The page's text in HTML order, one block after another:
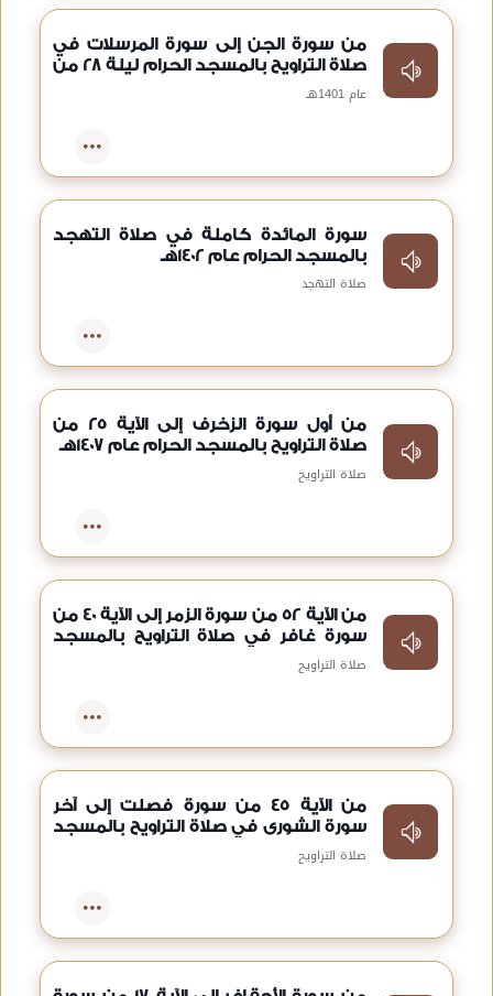
من سورة الجن إلى سورة المرسلات في
صلاة التراويح بالمسجد الحرام ليلة 28 من
عام 1401هـعام 1401هـ
سورة المائدة كاملة في صلاة التهجد
بالمسجد الحرام عام 1402هـ
صلاة التهجد
من أول سورة الزخرف إلى الآية 25 من
صلاة التراويح بالمسجد الحرام عام 1407هـ
صلاة التراويح
من الآية 52 من سورة الزمر إلى الآية 40 من
سورة غافر في صلاة التراويح بالمسجد
الحرام عام 1407هـ
صلاة التراويح
من الآية 45 من سورة فصلت إلى آخر
سورة الشورى في صلاة التراويح بالمسجد
الحرام عام 1407هـ
صلاة التراويح